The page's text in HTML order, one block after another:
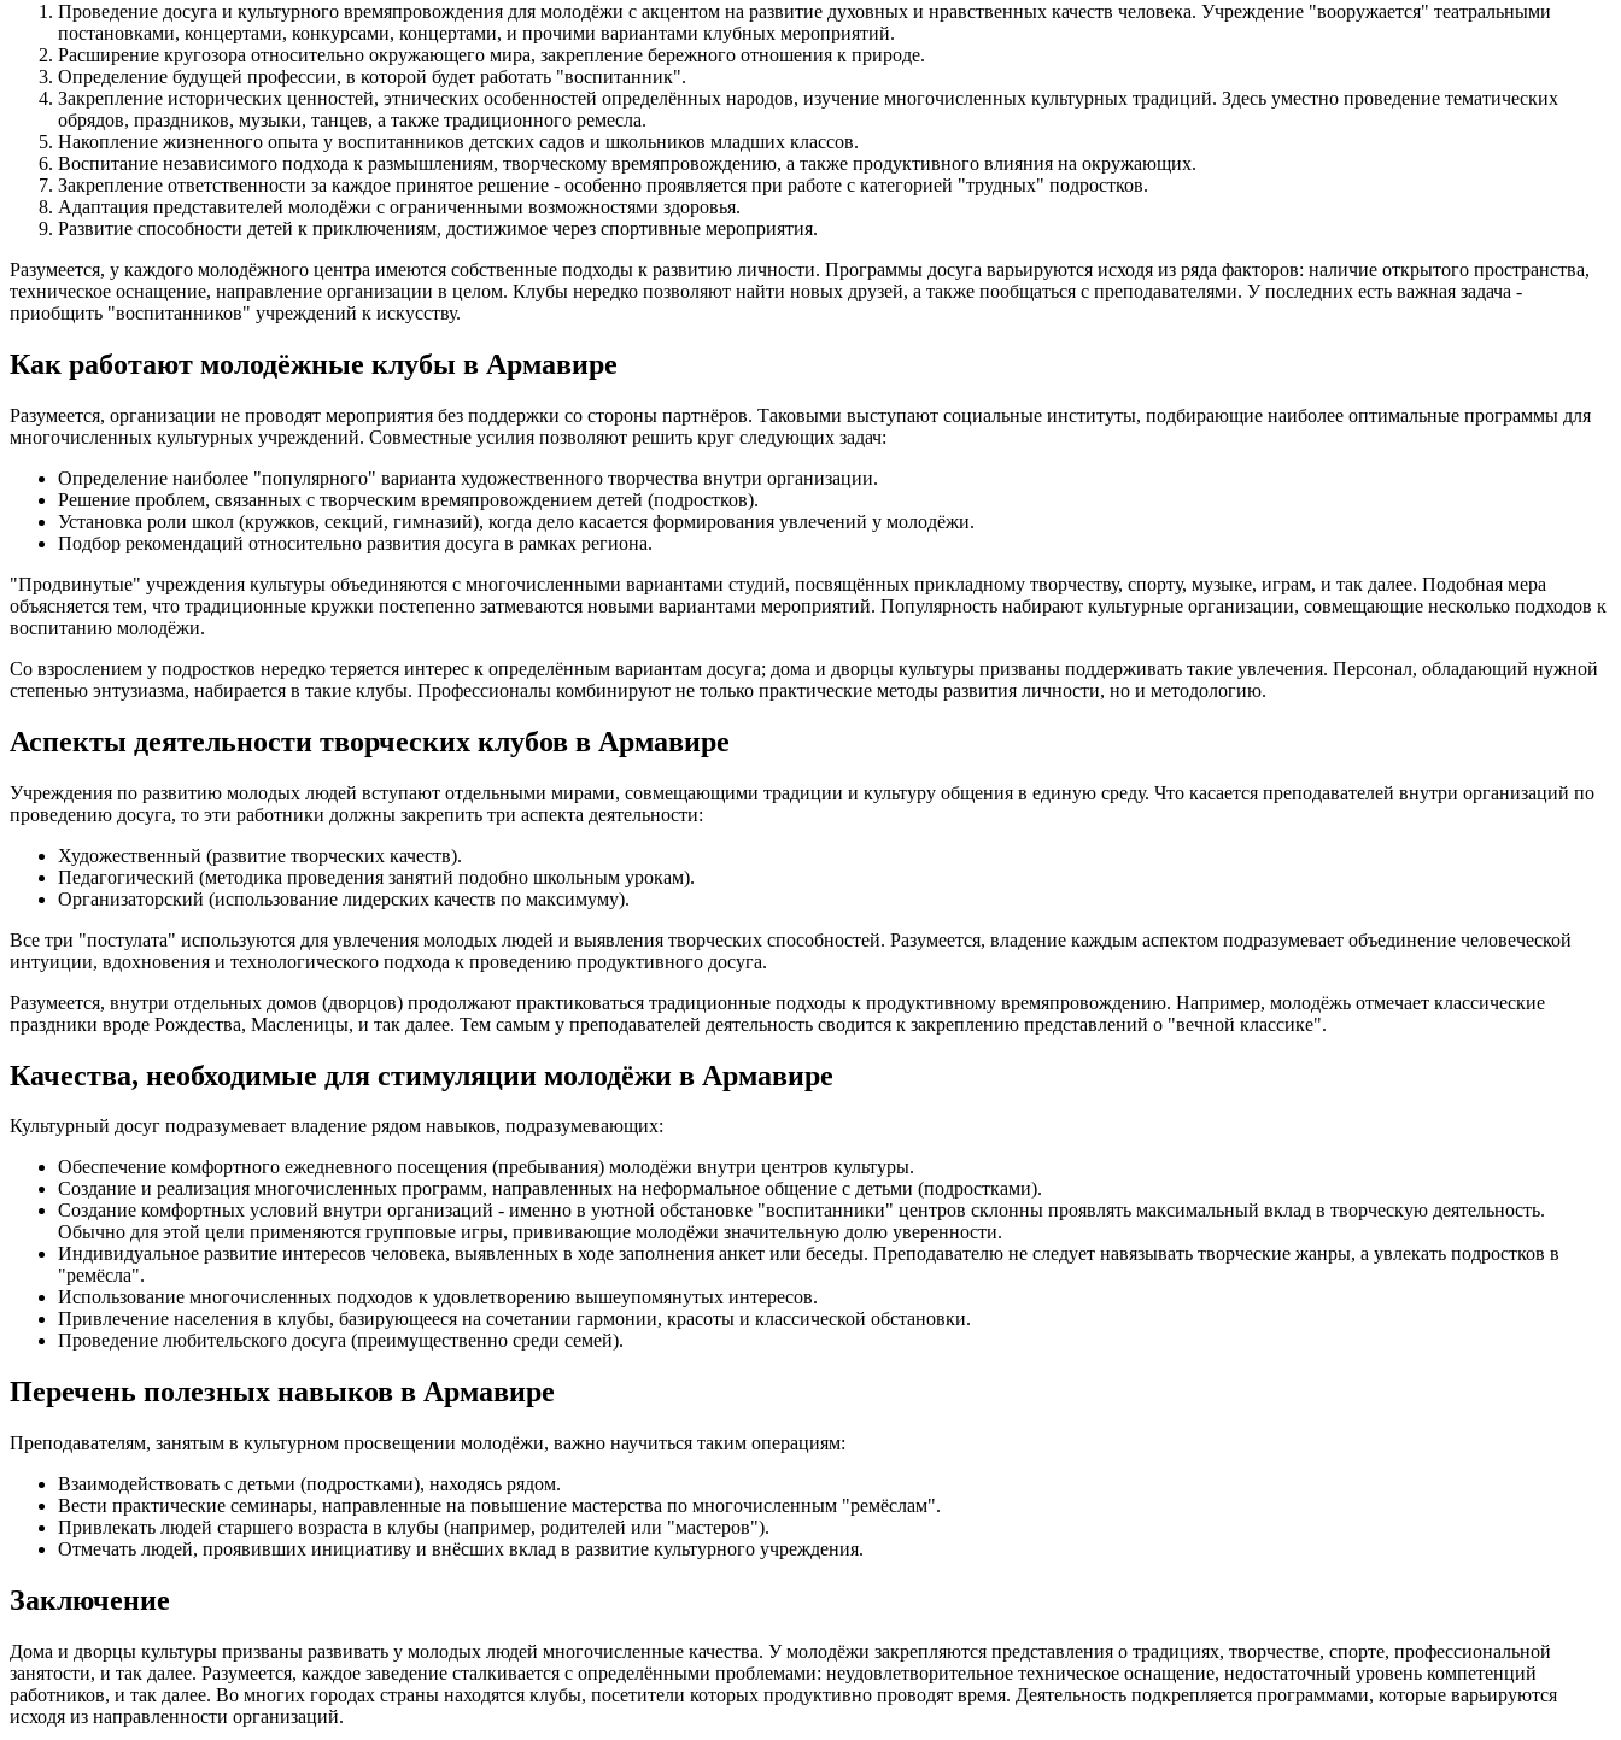
Проведение досуга и культурного времяпровождения для молодёжи с акцентом на развитие духовных и нравственных качеств человека. Учреждение "вооружается" театральными
постановками, концертами, конкурсами, концертами, и прочими вариантами клубных мероприятий.
Расширение кругозора относительно окружающего мира, закрепление бережного отношения к природе.
Определение будущей профессии, в которой будет работать "воспитанник".
Закрепление исторических ценностей, этнических особенностей определённых народов, изучение многочисленных культурных традиций. Здесь уместно проведение тематических
обрядов, праздников, музыки, танцев, а также традиционного ремесла.
Накопление жизненного опыта у воспитанников детских садов и школьников младших классов.
Воспитание независимого подхода к размышлениям, творческому времяпровождению, а также продуктивного влияния на окружающих.
Закрепление ответственности за каждое принятое решение - особенно проявляется при работе с категорией "трудных" подростков.
Адаптация представителей молодёжи с ограниченными возможностями здоровья.
Развитие способности детей к приключениям, достижимое через спортивные мероприятия.
Разумеется, у каждого молодёжного центра имеются собственные подходы к развитию личности. Программы досуга варьируются исходя из ряда факторов: наличие открытого пространства,
техническое оснащение, направление организации в целом. Клубы нередко позволяют найти новых друзей, а также пообщаться с преподавателями. У последних есть важная задача -
приобщить "воспитанников" учреждений к искусству.
Как работают молодёжные клубы в Армавире
Разумеется, организации не проводят мероприятия без поддержки со стороны партнёров. Таковыми выступают социальные институты, подбирающие наиболее оптимальные программы для
многочисленных культурных учреждений. Совместные усилия позволяют решить круг следующих задач:
Определение наиболее "популярного" варианта художественного творчества внутри организации.
Решение проблем, связанных с творческим времяпровождением детей (подростков).
Установка роли школ (кружков, секций, гимназий), когда дело касается формирования увлечений у молодёжи.
Подбор рекомендаций относительно развития досуга в рамках региона.
"Продвинутые" учреждения культуры объединяются с многочисленными вариантами студий, посвящённых прикладному творчеству, спорту, музыке, играм, и так далее. Подобная мера
объясняется тем, что традиционные кружки постепенно затмеваются новыми вариантами мероприятий. Популярность набирают культурные организации, совмещающие несколько подходов к
воспитанию молодёжи.
Со взрослением у подростков нередко теряется интерес к определённым вариантам досуга; дома и дворцы культуры призваны поддерживать такие увлечения. Персонал, обладающий нужной
степенью энтузиазма, набирается в такие клубы. Профессионалы комбинируют не только практические методы развития личности, но и методологию.
Аспекты деятельности творческих клубов в Армавире
Учреждения по развитию молодых людей вступают отдельными мирами, совмещающими традиции и культуру общения в единую среду. Что касается преподавателей внутри организаций по
проведению досуга, то эти работники должны закрепить три аспекта деятельности:
Художественный (развитие творческих качеств).
Педагогический (методика проведения занятий подобно школьным урокам).
Организаторский (использование лидерских качеств по максимуму).
Все три "постулата" используются для увлечения молодых людей и выявления творческих способностей. Разумеется, владение каждым аспектом подразумевает объединение человеческой
интуиции, вдохновения и технологического подхода к проведению продуктивного досуга.
Разумеется, внутри отдельных домов (дворцов) продолжают практиковаться традиционные подходы к продуктивному времяпровождению. Например, молодёжь отмечает классические
праздники вроде Рождества, Масленицы, и так далее. Тем самым у преподавателей деятельность сводится к закреплению представлений о "вечной классике".
Качества, необходимые для стимуляции молодёжи в Армавире
Культурный досуг подразумевает владение рядом навыков, подразумевающих:
Обеспечение комфортного ежедневного посещения (пребывания) молодёжи внутри центров культуры.
Создание и реализация многочисленных программ, направленных на неформальное общение с детьми (подростками).
Создание комфортных условий внутри организаций - именно в уютной обстановке "воспитанники" центров склонны проявлять максимальный вклад в творческую деятельность.
Обычно для этой цели применяются групповые игры, прививающие молодёжи значительную долю уверенности.
Индивидуальное развитие интересов человека, выявленных в ходе заполнения анкет или беседы. Преподавателю не следует навязывать творческие жанры, а увлекать подростков в
"ремёсла".
Использование многочисленных подходов к удовлетворению вышеупомянутых интересов.
Привлечение населения в клубы, базирующееся на сочетании гармонии, красоты и классической обстановки.
Проведение любительского досуга (преимущественно среди семей).
Перечень полезных навыков в Армавире
Преподавателям, занятым в культурном просвещении молодёжи, важно научиться таким операциям:
Взаимодействовать с детьми (подростками), находясь рядом.
Вести практические семинары, направленные на повышение мастерства по многочисленным "ремёслам".
Привлекать людей старшего возраста в клубы (например, родителей или "мастеров").
Отмечать людей, проявивших инициативу и внёсших вклад в развитие культурного учреждения.
Заключение
Дома и дворцы культуры призваны развивать у молодых людей многочисленные качества. У молодёжи закрепляются представления о традициях, творчестве, спорте, профессиональной
занятости, и так далее. Разумеется, каждое заведение сталкивается с определёнными проблемами: неудовлетворительное техническое оснащение, недостаточный уровень компетенций
работников, и так далее. Во многих городах страны находятся клубы, посетители которых продуктивно проводят время. Деятельность подкрепляется программами, которые варьируются
исходя из направленности организаций.